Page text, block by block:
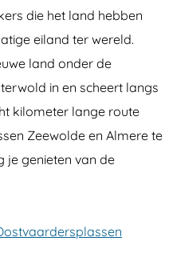
die het land hebben
eiland ter wereld.
land onder de
in en scheert langs
kilometer lange route
Zeewolde en Almere te
je genieten van de